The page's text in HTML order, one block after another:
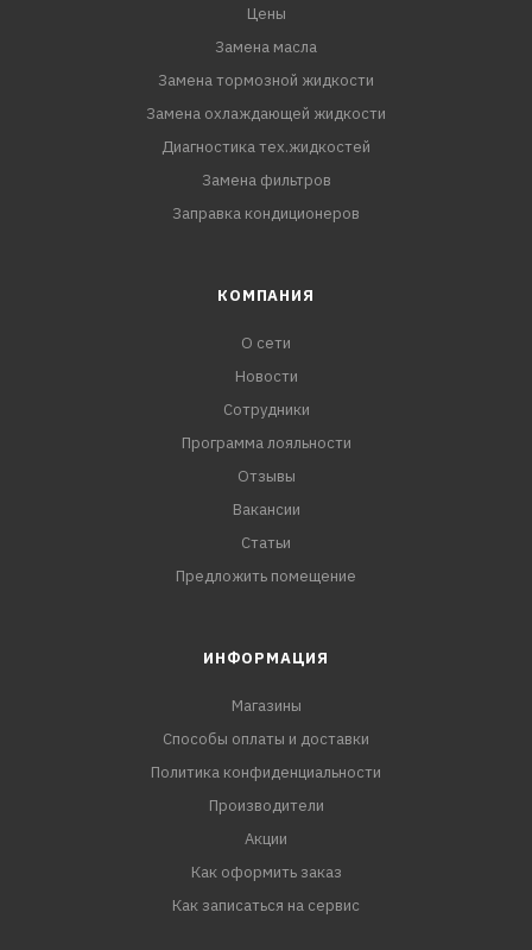
Цены
Замена масла
Замена тормозной жидкости
Замена охлаждающей жидкости
Диагностика тех.жидкостей
Замена фильтров
Заправка кондиционеров
КОМПАНИЯ
О сети
Новости
Сотрудники
Программа лояльности
Отзывы
Вакансии
Статьи
Предложить помещение
ИНФОРМАЦИЯ
Магазины
Способы оплаты и доставки
Политика конфиденциальности
Производители
Акции
Как оформить заказ
Как записаться на сервис